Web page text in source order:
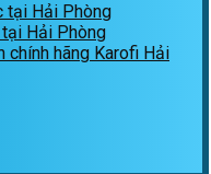
tại Hải Phòng
Hải Phòng
chính hãng Karofi Hải